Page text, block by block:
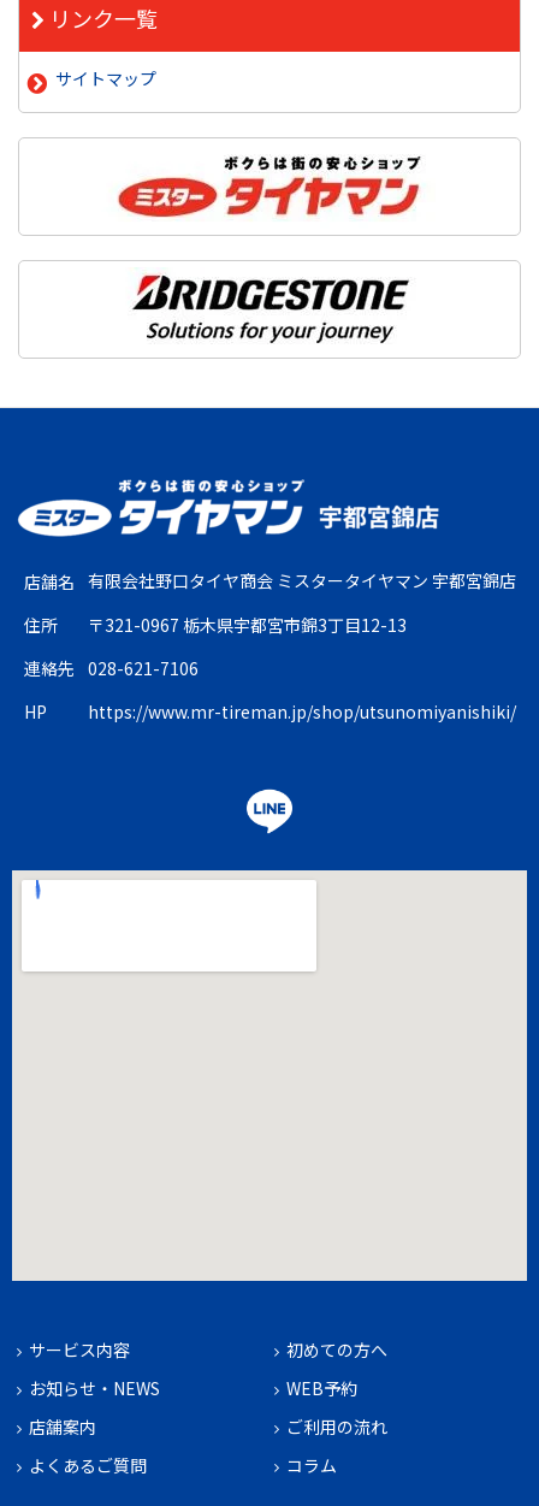
リンク一覧
サイトマップ
店舗名 有限会社野口タイヤ商会 ミスタータイヤマン 宇都宮錦店
住所
〒321-0967 栃木県宇都宮市錦3丁目12-13
連絡先 028-621-7106
HP
https://www.mr-tireman.jp/shop/utsunomiyanishiki/
サービス内容
初めての方へ
お知らせ・NEWS
WEB予約
店舗案内
ご利用の流れ
よくあるご質問
コラム